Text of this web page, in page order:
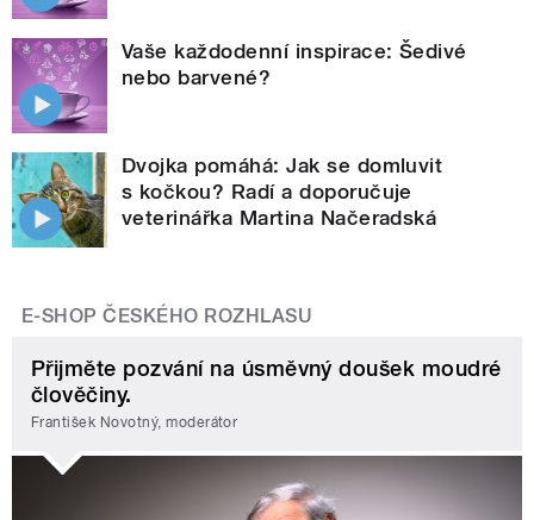
Vaše každodenní inspirace: Šedivé
nebo barvené?
Dvojka pomáhá: Jak se domluvit
s kočkou? Radí a doporučuje
veterinářka Martina Načeradská
E-SHOP ČESKÉHO ROZHLASU
Přijměte pozvání na úsměvný doušek moudré
člověčiny.
František Novotný, moderátor